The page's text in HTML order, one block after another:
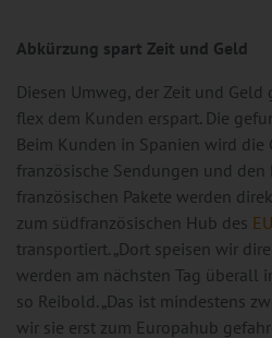
Abkürzung spart Zeit und Geld
Diesen Umweg, der Zeit und
flex dem Kunden erspart. Die
Beim Kunden in Spanien wird die
französische Sendungen und den
französischen Pakete werden
zum südfranzösischen Hub des
transportiert. „Dort speisen wir
werden am nächsten Tag überall
so Reibold. „Das ist mindestens
wir sie erst zum Europahub